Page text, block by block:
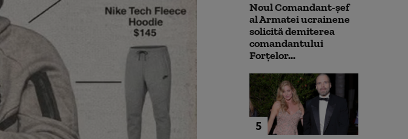
Noul Comandant-șef
al Armatei ucrainene
solicită demiterea
comandantului
Forțelor...
5